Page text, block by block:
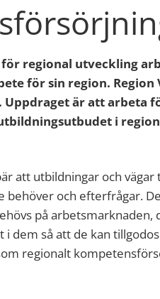
regional utveckling
för sin region. Region
är att arbeta
i
att utbildningar och vägar
behöver och efterfrågar.
på
i dem så att de kan
regionalt